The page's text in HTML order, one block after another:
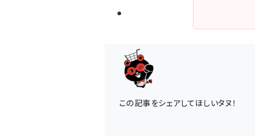
この記事をシェアしてほしいタヌ！